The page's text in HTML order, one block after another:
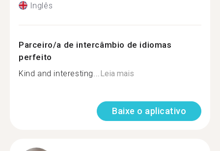
Inglês
Parceiro/a de intercâmbio de idiomas
perfeito
Kind and interesting... Leia mais
Baixe o aplicativo